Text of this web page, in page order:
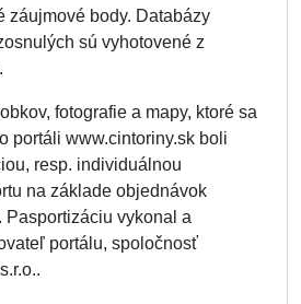
záujmové body. Databázy
sú vyhotovené z
fotografie a mapy, ktoré sa
portáli www.cintoriny.sk boli
resp. individuálnou
na základe objednávok
Pasportizáciu vykonal a
portálu, spoločnosť